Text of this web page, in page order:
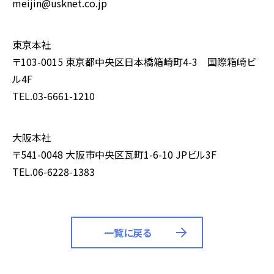
meijin@usknet.co.jp
東京本社
〒103-0015 東京都中央区日本橋箱崎町4-3 国際箱崎ビ
ル4F
TEL.03-6661-1210
大阪本社
〒541-0048 大阪市中央区瓦町1-6-10 JPビル3F
TEL.06-6228-1383
一覧に戻る